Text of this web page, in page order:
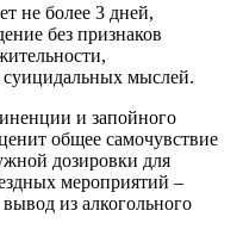
не более 3 дней,
без признаков
мыслей.
и запойного
общее самочувствие
дозировки для
мероприятий –
из алкогольного